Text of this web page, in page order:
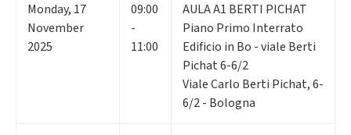
Monday, 17
November
2025
09:00
-
11:00
AULA A1 BERTI PICHAT
Piano Primo Interrato
Edificio in Bo - viale Berti
Pichat 6-6/2
Viale Carlo Berti Pichat, 6-
6/2 - Bologna